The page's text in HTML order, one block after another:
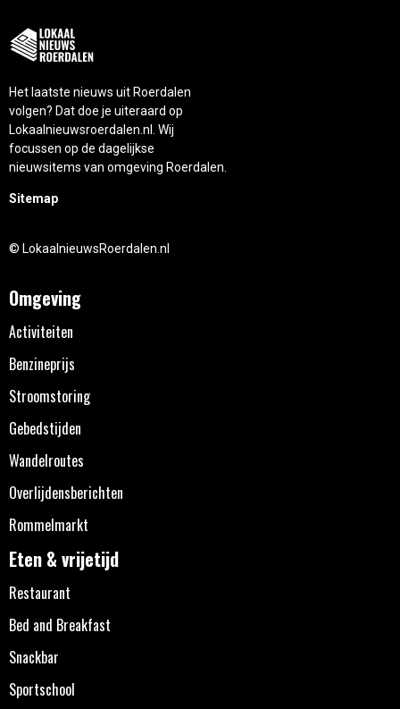
Het laatste nieuws uit Roerdalen
volgen? Dat doe je uiteraard op
Lokaalnieuwsroerdalen.nl. Wij
focussen op de dagelijkse
nieuwsitems van omgeving Roerdalen.
Sitemap
© LokaalnieuwsRoerdalen.nl
Omgeving
Activiteiten
Benzineprijs
Stroomstoring
Gebedstijden
Wandelroutes
Overlijdensberichten
Rommelmarkt
Eten & vrijetijd
Restaurant
Bed and Breakfast
Snackbar
Sportschool